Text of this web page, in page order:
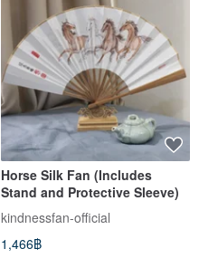
Horse Silk Fan (Includes
Stand and Protective Sleeve)
kindnessfan-official
1,466฿